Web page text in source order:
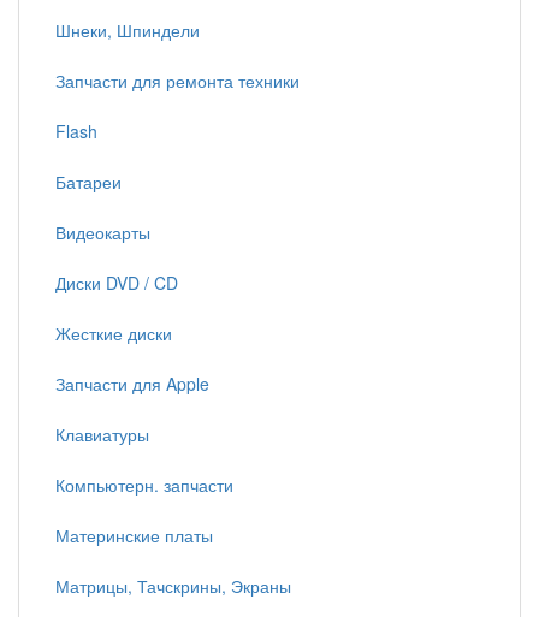
Шнеки, Шпиндели
Запчасти для ремонта техники
Flash
Батареи
Видеокарты
Диски DVD / CD
Жесткие диски
Запчасти для Apple
Клавиатуры
Компьютерн. запчасти
Материнские платы
Матрицы, Тачскрины, Экраны